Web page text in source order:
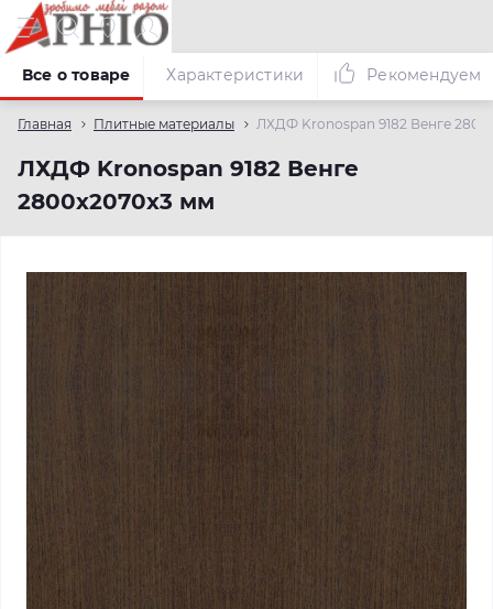
Главная Плитные материалы ЛХДФ Kronospan 9182 Венге
ЛХДФ Kronospan 9182 Венге
2800х2070х3 мм
Все о товаре Характеристики Рекомендуем